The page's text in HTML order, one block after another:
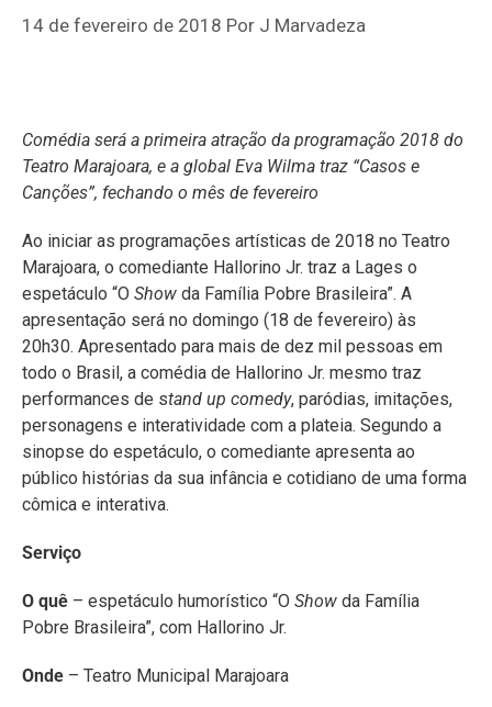
14 de fevereiro de 2018 Por J Marvadeza
Comédia será a primeira atração da programação 2018 do
Teatro Marajoara, e a global Eva Wilma traz “Casos e
Canções”, fechando o mês de fevereiro
Ao iniciar as programações artísticas de 2018 no Teatro
Marajoara, o comediante Hallorino Jr. traz a Lages o
espetáculo “O Show da Família Pobre Brasileira”. A
apresentação será no domingo (18 de fevereiro) às
20h30. Apresentado para mais de dez mil pessoas em
todo o Brasil, a comédia de Hallorino Jr. mesmo traz
performances de stand up comedy, paródias, imitações,
personagens e interatividade com a plateia. Segundo a
sinopse do espetáculo, o comediante apresenta ao
público histórias da sua infância e cotidiano de uma forma
cômica e interativa.
Serviço
O quê – espetáculo humorístico “O Show da Família
Pobre Brasileira”, com Hallorino Jr.
Onde – Teatro Municipal Marajoara